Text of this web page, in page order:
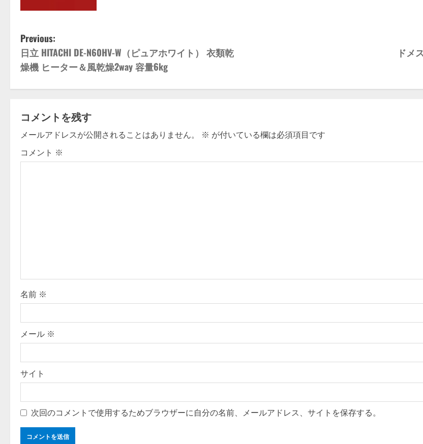
P
o
s
n
a
v
i
o
n
Previous:
日立 HITACHI DE-N60HV-W（ピュアホワイト） 衣類乾
燥機 ヒーター＆風乾燥2way 容量6kg
ドメ
コメントを残す
メールアドレスが公開されることはありません。 ※ が付いている欄は必須項目です
コメント ※
名前 ※
メール ※
サイト
次回のコメントで使用するためブラウザーに自分の名前、メールアドレス、サイトを保存する。